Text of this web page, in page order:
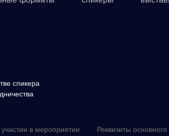
спикера
в мероприятии
Реквизиты